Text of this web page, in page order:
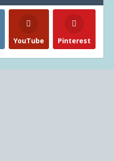
YouTube Pinterest